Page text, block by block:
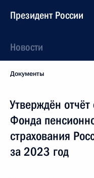
Президент России
Новости
Документы
Утверждён
Фонда
страхования
за 2023 год